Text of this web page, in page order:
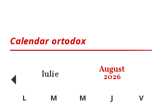
Calendar ortodox
Iulie August
2026
‹ L M M J V